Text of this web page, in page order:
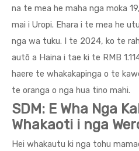
na te mea he maha nga moka
mai i Uropi. Ehara i te mea he
nga wa tuku. I te 2024, ko te
autō a Haina i tae ki te RMB
haere te whakakapinga o te
te oranga o nga hua tino mahi.
SDM: E Wha Nga
Whakaoti i nga
Hei whakautu ki nga tohu